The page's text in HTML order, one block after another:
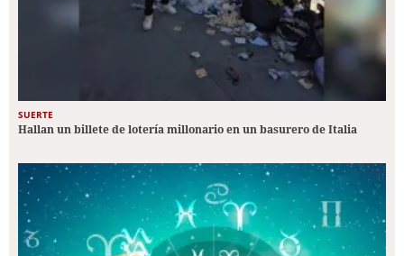
SUERTE
Hallan un billete de lotería millonario en un basurero de Italia